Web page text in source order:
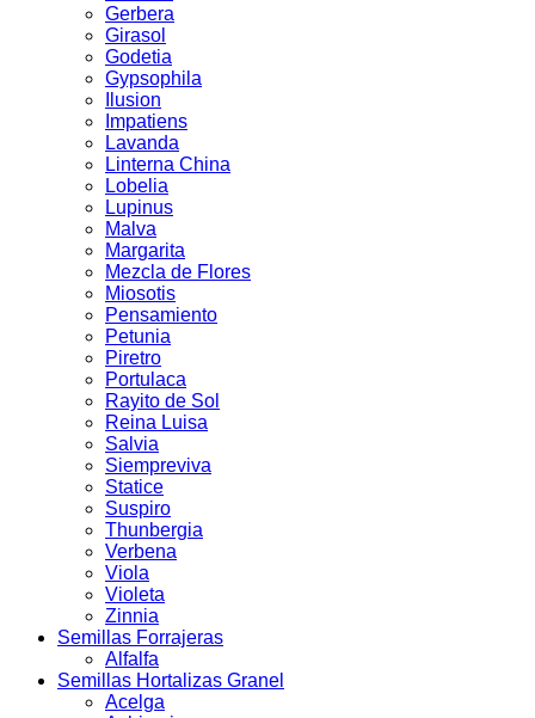
Gerbera
Girasol
Godetia
Gypsophila
Ilusion
Impatiens
Lavanda
Linterna China
Lobelia
Lupinus
Malva
Margarita
Mezcla de Flores
Miosotis
Pensamiento
Petunia
Piretro
Portulaca
Rayito de Sol
Reina Luisa
Salvia
Siempreviva
Statice
Suspiro
Thunbergia
Verbena
Viola
Violeta
Zinnia
Semillas Forrajeras
Alfalfa
Semillas Hortalizas Granel
Acelga